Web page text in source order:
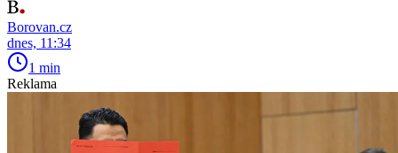
Borovan.cz
dnes, 11:34
1 min
Reklama